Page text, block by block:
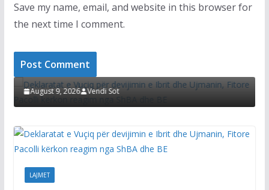
Save my name, email, and website in this browser for
the next time I comment.
LAJMET
Ujmanin, Fitore Pacolli kërkon reagim nga ShBA
dhe BE
August 9, 2026 Vendi Sot
LAJMET